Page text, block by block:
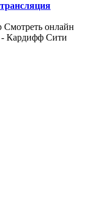
онлайн
- Кардифф Сити